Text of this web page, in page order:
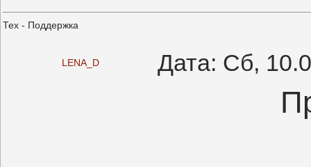
Тех - Поддержка
LENA_D Дата: Сб,